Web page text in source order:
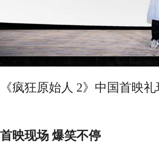
《疯狂原始人 2》中国首映
首映现场 爆笑不停